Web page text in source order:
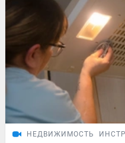
НЕДВИЖИМОСТЬ